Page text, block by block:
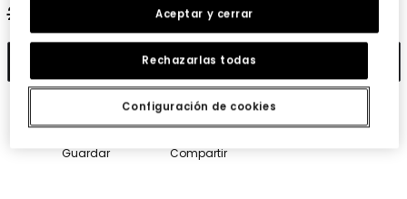
29,95 €
14,95 €
Añadir
Guardar Compartir
Configuración de cookies
Rechazarlas todas
Aceptar y cerrar